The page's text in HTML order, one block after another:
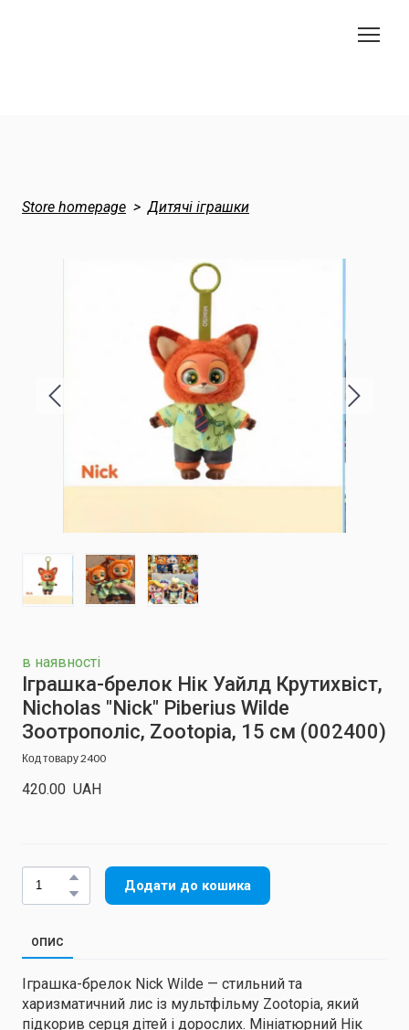
Store homepage Дитячі іграшки
в наявності
Іграшка-брелок Нік Уайлд Крутихвіст,
Nicholas "Nick" Piberius Wilde
Зоотрополіс, Zootopia, 15 см (002400)
Код товару 2400
420.00  UAH
Додати до кошика
ОПИС
Іграшка-брелок Nick Wilde — стильний та
харизматичний лис із мультфільму Zootopia, який
підкорив серця дітей і дорослих. Мініатюрний Нік